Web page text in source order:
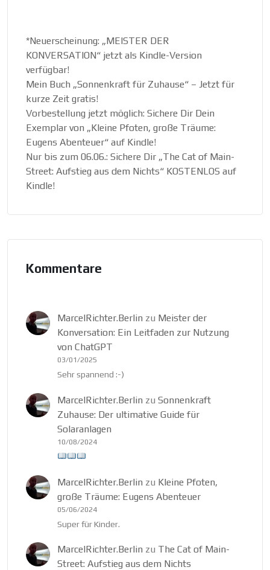
*Neuerscheinung: „MEISTER DER
KONVERSATION“ jetzt als Kindle-Version
verfügbar!
Mein Buch „Sonnenkraft für Zuhause“ – Jetzt für
kurze Zeit gratis!
Vorbestellung jetzt möglich: Sichere Dir Dein
Exemplar von „Kleine Pfoten, große Träume:
Eugens Abenteuer“ auf Kindle!
Nur bis zum 06.06.: Sichere Dir „The Cat of Main-
Street: Aufstieg aus dem Nichts“ KOSTENLOS auf
Kindle!
Kommentare
MarcelRichter.Berlin zu Meister der
Konversation: Ein Leitfaden zur Nutzung
von ChatGPT
03/01/2025
Sehr spannend :-)
MarcelRichter.Berlin zu Sonnenkraft
Zuhause: Der ultimative Guide für
Solaranlagen
10/08/2024
MarcelRichter.Berlin zu Kleine Pfoten,
große Träume: Eugens Abenteuer
05/06/2024
Super für Kinder.
MarcelRichter.Berlin zu The Cat of Main-
Street: Aufstieg aus dem Nichts